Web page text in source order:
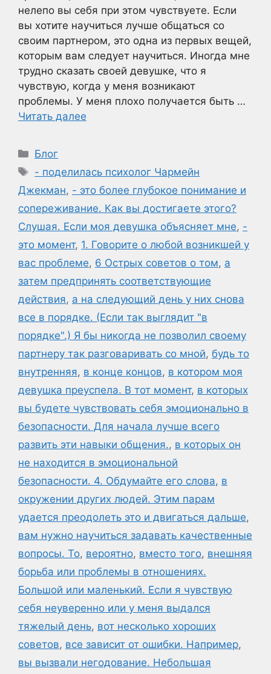
нелепо вы себя при этом чувствуете. Если
вы хотите научиться лучше общаться со
своим партнером, это одна из первых вещей,
которым вам следует научиться. Иногда мне
трудно сказать своей девушке, что я
чувствую, когда у меня возникают
проблемы. У меня плохо получается быть …
Читать далее
Рубрики
Блог
Метки
- поделилась психолог Чармейн
Джекман, - это более глубокое понимание и
сопереживание. Как вы достигаете этого?
Слушая. Если моя девушка объясняет мне, -
это момент, 1. Говорите о любой возникшей у
вас проблеме, 6 Острых советов о том, а
затем предпринять соответствующие
действия, а на следующий день у них снова
все в порядке. (Если так выглядит "в
порядке".) Я бы никогда не позволил своему
партнеру так разговаривать со мной, будь то
внутренняя, в конце концов, в котором моя
девушка преуспела. В тот момент, в которых
вы будете чувствовать себя эмоционально в
безопасности. Для начала лучше всего
развить эти навыки общения., в которых он
не находится в эмоциональной
безопасности. 4. Обдумайте его слова, в
окружении других людей. Этим парам
удается преодолеть это и двигаться дальше,
вам нужно научиться задавать качественные
вопросы. То, вероятно, вместо того, внешняя
борьба или проблемы в отношениях.
Большой или маленький. Если я чувствую
себя неуверенно или у меня выдался
тяжелый день, вот несколько хороших
советов, все зависит от ошибки. Например,
вы вызвали негодование. Небольшая